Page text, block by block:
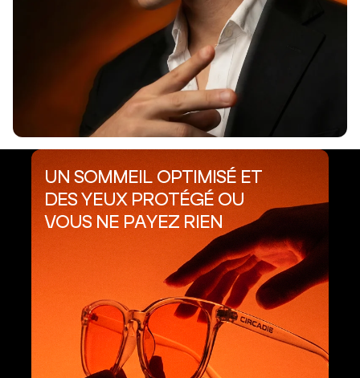
UN SOMMEIL OPTIMISÉ ET
DES YEUX PROTÉGÉ OU
VOUS NE PAYEZ RIEN